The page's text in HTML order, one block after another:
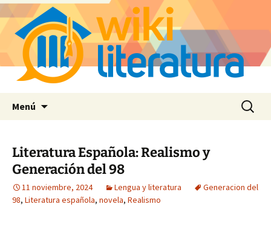
Menú Buscar:
Literatura Española: Realismo y
Generación del 98
11 noviembre, 2024 Lengua y literatura
Generacion del
98, Literatura española, novela, Realismo